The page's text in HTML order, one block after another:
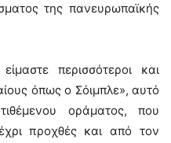
της πανευρωπαϊκής
περισσότεροι και
όπως ο Σόιμπλε», αυτό
οράματος, που
προχθές και από τον